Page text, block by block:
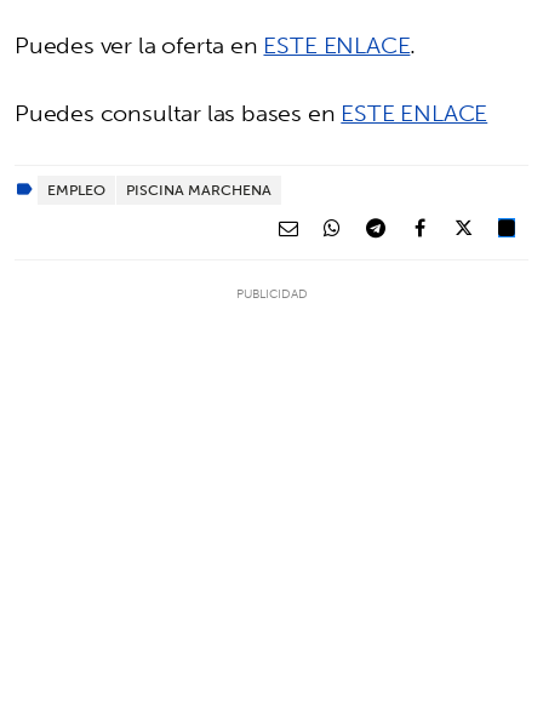
Puedes ver la oferta enESTE ENLACE.
Puedes consultar las bases enESTE ENLACE
EMPLEO PISCINA MARCHENA